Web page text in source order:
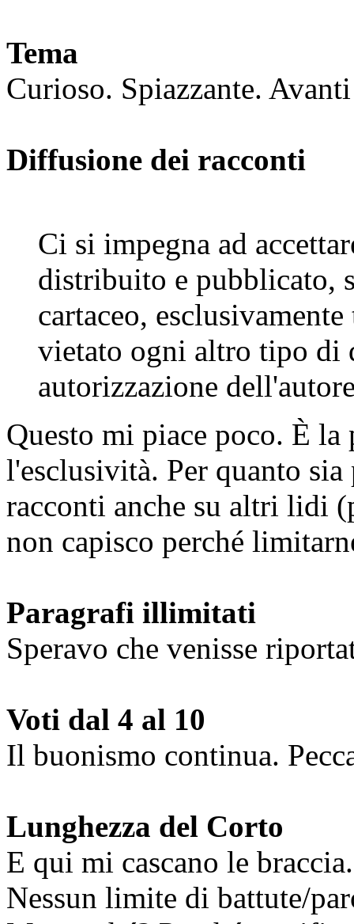
Tema
Curioso. Spiazzante.
Diffusione dei racconti
Ci si impegna ad
distribuito e pubblicato,
cartaceo,
vietato ogni altro tipo di
autorizzazione
Questo mi piace poco. È
l'esclusività. Per quanto
racconti anche su altri lidi
non capisco perché
Paragrafi illimitati
Speravo che venisse
Voti dal 4 al 10
Il buonismo continua.
Lunghezza del Corto
E qui mi cascano le braccia.
Nessun limite di battute/